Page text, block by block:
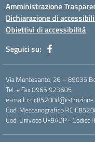
Amministrazione
Dichiarazione di
Obiettivi di accessibilità
Seguici su:
Via Montesanto, 26 – 89035
Tel. e Fax 0965.923605
e-mail:
Cod. Meccanografico
Cod. Univoco UF9ADP -